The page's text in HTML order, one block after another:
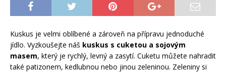
Kuskus je velmi oblíbené a zároveň na přípravu jednoduché
jídlo. Vyzkoušejte náš kuskus s cuketou a sojovým
masem, který je rychlý, levný a zasytí. Cuketu můžete nahradit
také patizonem, kedlubnou nebo jinou zeleninou. Zeleniny si